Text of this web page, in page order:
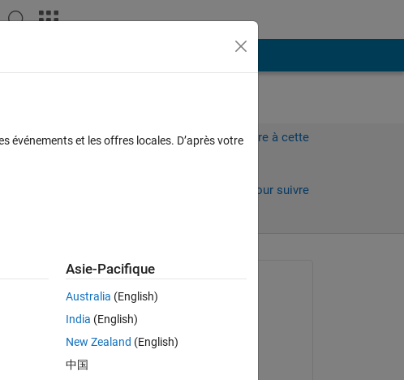
Connectez-vous pour répondre à cette
Connectez-vous pour suivre
plus anciens
Curious
le 4 Juin 2022
événements et les offres locales. D’après votre
Asie-Pacifique
Australia (English)
India (English)
New Zealand (English)
中国